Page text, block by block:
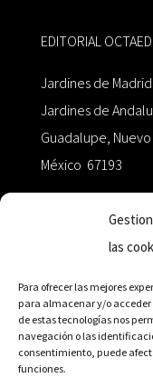
las
Para ofrecer las mejores
para almacenar y/o
de estas tecnologías nos
navegación o las
consentimiento, puede
funciones.
EDITORIAL
Jardines de
Jardines de
Guadalupe,
México 67193
+52 811.499.5638
RED DE
Distribuidores en